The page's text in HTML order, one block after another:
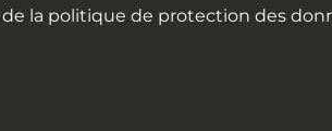
la politique de protection des